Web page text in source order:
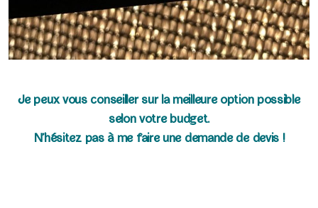
Je peux vous conseiller sur la meilleure option possible
selon votre budget.
N’hésitez pas à me faire une demande de devis !